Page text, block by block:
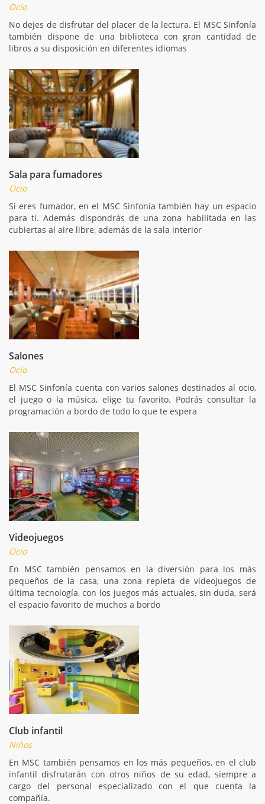
Ocio
No dejes de disfrutar del placer de la lectura. El MSC Sinfonía
también dispone de una biblioteca con gran cantidad de
libros a su disposición en diferentes idiomas
Sala para fumadores
Ocio
Si eres fumador, en el MSC Sinfonía también hay un espacio
para ti. Además dispondrás de una zona habilitada en las
cubiertas al aire libre, además de la sala interior
Salones
Ocio
El MSC Sinfonía cuenta con varios salones destinados al ocio,
el juego o la música, elige tu favorito. Podrás consultar la
programación a bordo de todo lo que te espera
Videojuegos
Ocio
En MSC también pensamos en la diversión para los más
pequeños de la casa, una zona repleta de videojuegos de
última tecnología, con los juegos más actuales, sin duda, será
el espacio favorito de muchos a bordo
Club infantil
Niños
En MSC también pensamos en los más pequeños, en el club
infantil disfrutarán con otros niños de su edad, siempre a
cargo del personal especializado con el que cuenta la
compañía.